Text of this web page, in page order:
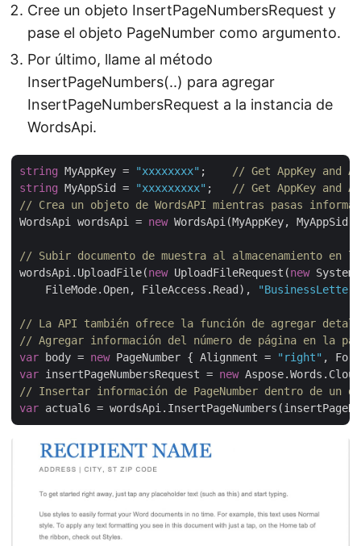
Cree un objeto InsertPageNumbersRequest y
pase el objeto PageNumber como argumento.
Por último, llame al método
InsertPageNumbers(..) para agregar
InsertPageNumbersRequest a la instancia de
WordsApi.
string MyAppKey = "xxxxxxxx" ; // Get AppKey and
string MyAppSid = "xxxxxxxxx" ; // Get AppKey and
// Crea un objeto de WordsAPI mientras pasas
WordsApi wordsApi = new WordsApi(MyAppKey, MyAppSid);
// Subir documento de muestra al almacenamiento en
wordsApi.UploadFile(new UploadFileRequest(new
    FileMode.Open, FileAccess.Read),
// La API también ofrece la función de agregar
// Agregar información del número de página en la
var body = new PageNumber { Alignment = "right" ,
var insertPageNumbersRequest = new
// Insertar información de PageNumber dentro de un
var